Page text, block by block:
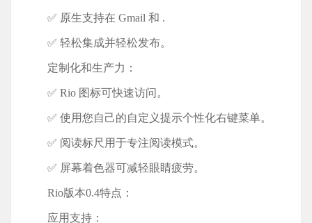
✅ 原生支持在 Gmail 和 .
✅ 轻松集成并轻松发布。
定制化和生产力：
✅ Rio 图标可快速访问。
✅ 使用您自己的自定义提示个性化右键菜单。
✅ 阅读标尺用于专注阅读模式。
✅ 屏幕着色器可减轻眼睛疲劳。
Rio版本0.4特点：
应用支持：